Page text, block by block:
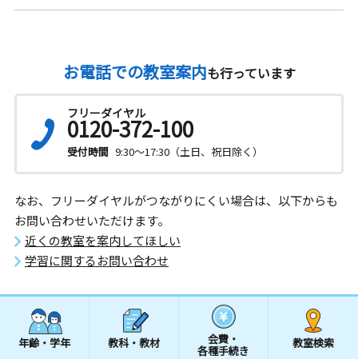
お電話での教室案内も行っています
フリーダイヤル
0120-372-100
受付時間 9:30～17:30（土日、祝日除く）
なお、フリーダイヤルがつながりにくい場合は、以下からも
お問い合わせいただけます。
近くの教室を案内してほしい
学習に関するお問い合わせ
年齢・学年 教科・教材 会費・
各種手続き
教室検索